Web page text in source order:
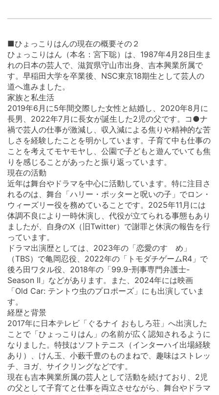
■ひょっこりはんの現在の概要その２
ひょっこりはん（本名：宮下聡）は、1987年4月28日生ま
れの日本の芸人で、滋賀県守山市出身、吉本興業所属で
す。早稲田大学を卒業後、NSC東京18期生として芸人の
道へ進みました。
家族と私生活
2019年6月に5年間交際した女性と結婚し、2020年8月に
長男、2022年7月に長女が誕生した2児の父です。コ●ナ
禍で芸人の仕事が激減し、収入減による焦りや精神的な苦
しさを経験したことを明かしています。子育て中も仕事の
ことを考えてモヤモヤし、公園で子どもと遊んでいても焦
りを感じることがあったと振り返っています。
現在の活動
近年は舞台やドラマを中心に活動しています。特に注目さ
れるのは、舞台「ハリー・ポッターと呪いの子」でロン・
ウィーズリー役を務めていることです。2025年11月には
体調不良により一時休演し、代役が立てられる事態もあり
ましたが、自身のX（旧Twitter）で謝罪と休演の報告を行
っています。
ドラマ出演歴としては、2023年の「恋愛のすゝめ」
（TBS）で亀岡忍役、2022年の「トモダチゲームR4」で
後ろ田ワタル役、2018年の「99.9-刑事専門弁護士-
Season II」などがあります。また、2024年には映画
「Old Car: テントウ虫のプロポーズ」にも出演していま
す。
経歴と背景
2017年に日本テレビ「ぐるナイ おもしろ荘」へ出演した
ことで「ひょっこりはん」の名前が広く認知されるように
なりました。特技はソフトテニス（インターハイ出場経験
あり）、けん玉、小藪千豊のものまねで、趣味はストレッ
チ、ヨガ、サイクリングなどです。
現在も吉本興業所属の芸人として活動を続けており、2児
の父として子育てと仕事を両立させながら、舞台やドラマ